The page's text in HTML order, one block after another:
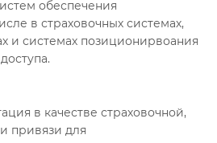
обеспечения
в страховочных системах,
и системах позиционирвоания
в качестве страховочной,
привязи для